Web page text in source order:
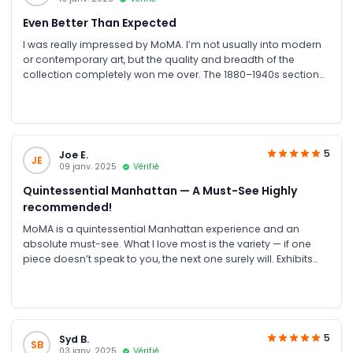
Even Better Than Expected
I was really impressed by MoMA. I’m not usually into modern
or contemporary art, but the quality and breadth of the
collection completely won me over. The 1880–1940s section
with so many truly iconic pieces on display. My only small
criticism is that it can get very crowded, which at times felt
uncomfortable. Still, the experience was incredible and
JE Joe E.
09 janv. 2025 Vérifié
5
Quintessential Manhattan — A Must-See Highly
recommended!
MoMA is a quintessential Manhattan experience and an
absolute must-see. What I love most is the variety — if one
piece doesn’t speak to you, the next one surely will. Exhibits
Always inspiring, always unique.
SB
Syd B. 5